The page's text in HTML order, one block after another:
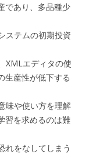
であり、多品種少
ステムの初期投資
XMLエディタの使
生産性が低下する
味や使い方を理解
習を求めるのは難
れをなしてしまう